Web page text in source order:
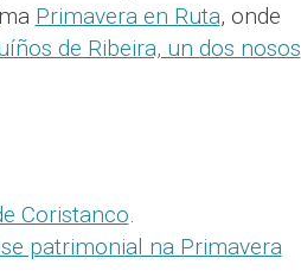
Primavera en Ruta, onde
de Ribeira, un dos nosos
Coristanco.
patrimonial na Primavera